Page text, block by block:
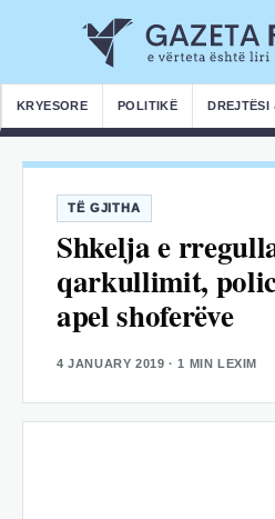
KRYESORE POLITIKË DREJTËSI
TË GJITHA
Shkelja e
qarkullimit,
apel shoferëve
4 JANUARY 2019 · 1 MIN LEXIM